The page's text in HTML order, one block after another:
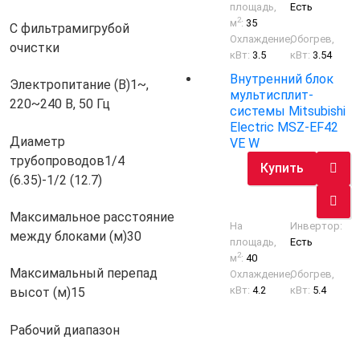
С фильтрамигрубой
очистки
Электропитание (В)1~,
220~240 В, 50 Гц
Диаметр
трубопроводов1/4
(6.35)-1/2 (12.7)
Максимальное расстояние
между блоками (м)30
Максимальный перепад
высот (м)15
Рабочий диапазон
площадь,
м2: 35
Есть
Охлаждение,
кВт: 3.5
Обогрев,
кВт: 3.54
Внутренний блок
мультисплит-
системы Mitsubishi
Electric MSZ-EF42
VE W
Купить
На
площадь,
м2:40
Инвертор:
Есть
Охлаждение,
кВт:4.2
Обогрев,
кВт: 5.4